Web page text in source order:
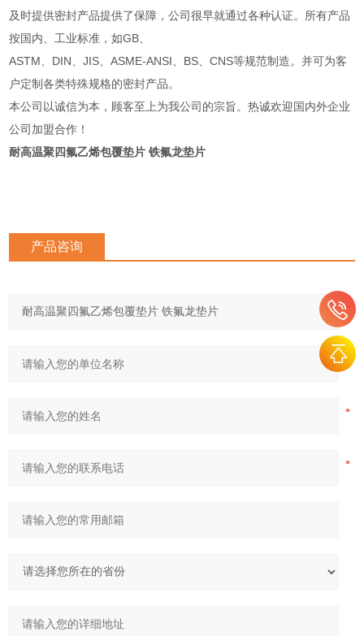
及时提供密封产品提供了保障，公司很早就通过各种认证。所有产品
按国内、工业标准，如GB、
ASTM、DIN、JIS、ASME-ANSI、BS、CNS等规范制造。并可为客
户定制各类特殊规格的密封产品。
本公司以诚信为本，顾客至上为我公司的宗旨。热诚欢迎国内外企业
公司加盟合作！
耐高温聚四氟乙烯包覆垫片 铁氟龙垫片
产品咨询